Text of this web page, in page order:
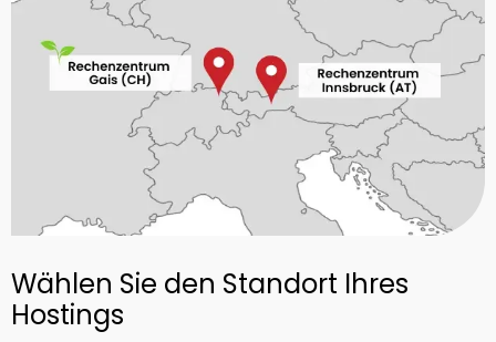
Wählen Sie den Standort Ihres
Hostings